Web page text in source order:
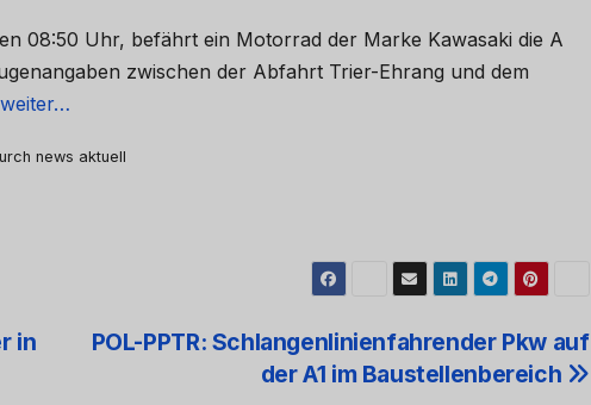
08:50 Uhr, befährt ein Motorrad der Marke Kawasaki die A
zwischen der Abfahrt Trier-Ehrang und dem
news aktuell
POL-PPTR: Schlangenlinienfahrender Pkw auf
der A1 im Baustellenbereich
in